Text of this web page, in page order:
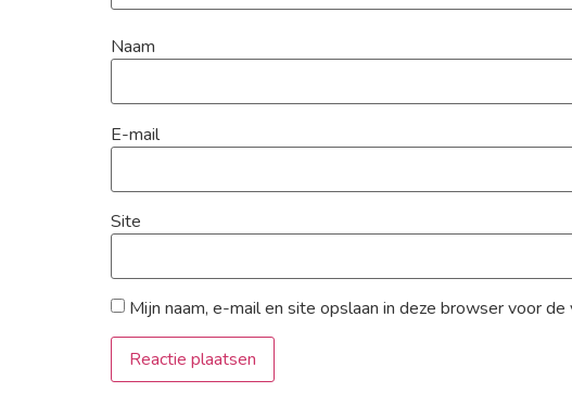
Naam
E-mail
Site
Mijn naam, e-mail en site opslaan in deze browser voor